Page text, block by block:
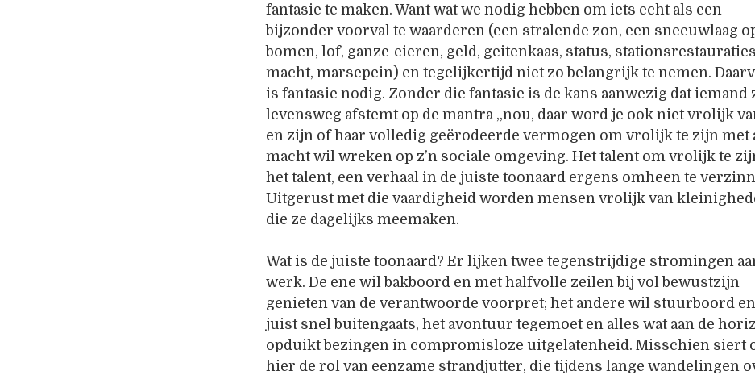
fantasie te maken. Want wat we nodig hebben om iets echt als een
bijzonder voorval te waarderen (een stralende zon, een sneeuwlaag
bomen, lof, ganze-eieren, geld, geitenkaas, status,
macht, marsepein) en tegelijkertijd niet zo belangrijk te nemen.
is fantasie nodig. Zonder die fantasie is de kans aanwezig dat iemand
levensweg afstemt op de mantra „nou, daar word je ook niet vrolijk
en zijn of haar volledig geërodeerde vermogen om vrolijk te zijn met
macht wil wreken op z’n sociale omgeving. Het talent om vrolijk te
het talent, een verhaal in de juiste toonaard ergens omheen te
Uitgerust met die vaardigheid worden mensen vrolijk van
die ze dagelijks meemaken.
Wat is de juiste toonaard? Er lijken twee tegenstrijdige stromingen
werk. De ene wil bakboord en met halfvolle zeilen bij vol bewustzijn
genieten van de verantwoorde voorpret; het andere wil stuurboord en
juist snel buitengaats, het avontuur tegemoet en alles wat aan de
opduikt bezingen in compromisloze uitgelatenheid. Misschien siert
hier de rol van eenzame strandjutter, die tijdens lange wandelingen